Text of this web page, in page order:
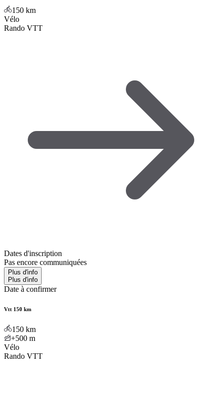
150 km
Vélo
Rando VTT
Dates d'inscription
Pas encore communiquées
Plus d'info
Plus d'info
Date à confirmer
Vtt 150 km
150 km
+500 m
Vélo
Rando VTT